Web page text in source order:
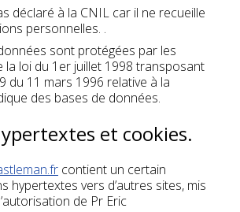
déclaré à la CNIL car il ne recueille
personnelles. .
sont protégées par les
la loi du 1er juillet 1998 transposant
du 11 mars 1996 relative à la
des bases de données.
et cookies.
contient un certain
hypertextes vers d’autres sites, mis
de Pr Eric